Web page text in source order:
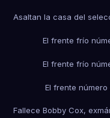
Asaltan la casa del
El frente frío
El frente frío
El frente
Fallece Bobby Cox,